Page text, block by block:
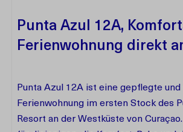
Punta Azul 12A,
Ferienwohnung direkt
Punta Azul 12A ist eine gepflegte und
Ferienwohnung im ersten Stock des
Resort an der Westküste von